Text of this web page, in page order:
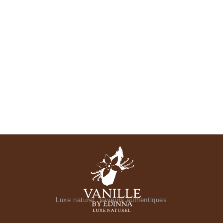
Luxe naturel, saveurs authentiques